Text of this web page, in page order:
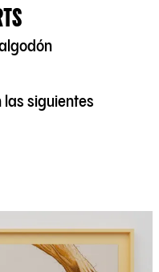
las siguientes